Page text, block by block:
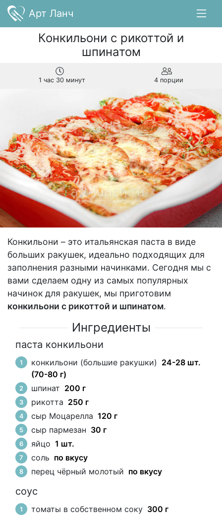
Арт Ланч
Конкильони с рикоттой и
шпинатом
1 час 30 минут 4 порции
Конкильони – это итальянская паста в виде
больших ракушек, идеально подходящих для
заполнения разными начинками. Сегодня мы с
вами сделаем одну из самых популярных
начинок для ракушек, мы приготовим
конкильони с рикоттой и шпинатом.
Ингредиенты
паста конкильони
конкильони (большие ракушки) 24-28 шт.
(70-80 г)
шпинат 200 г
рикотта 250 г
сыр Моцарелла 120 г
сыр пармезан 30 г
яйцо 1 шт.
соль по вкусу
перец чёрный молотый по вкусу
соус
томаты в собственном соку 300 г